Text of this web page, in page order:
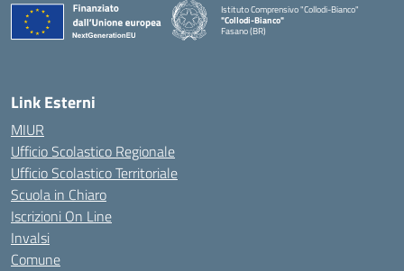
Istituto Comprensivo "Collodi-Bianco"
"Collodi-Bianco"
Fasano (BR)
Link Esterni
MIUR
Ufficio Scolastico Regionale
Ufficio Scolastico Territoriale
Scuola in Chiaro
Iscrizioni On Line
Invalsi
Comune